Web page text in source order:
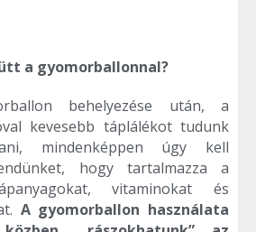
a gyomorballonnal?
behelyezése után, a
kevesebb táplálékot tudunk
mindenképpen úgy kell
hogy tartalmazza a
vitaminokat és
A gyomorballon használata